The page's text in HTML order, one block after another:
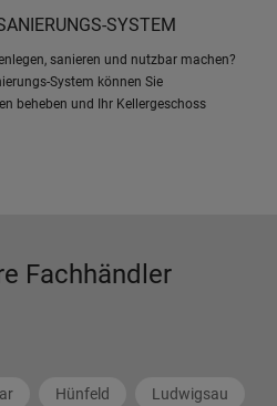
SYSTEM
sanieren und nutzbar machen?
System können Sie
beheben und Ihr Kellergeschoss
Fachhändler
Hünfeld Ludwigsau